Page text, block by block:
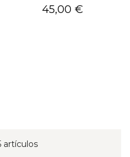
Precio
45,00 €
artículos